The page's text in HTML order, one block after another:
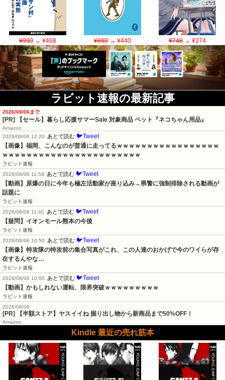
¥990→ ¥468 ¥880→ ¥440 ¥748→ ¥374
ラビット速報の最新記事
2026/08/06まで
[PR] 【セール】暮らし応援サマーSale 対象商品 ペット『ネコちゃん用品』
Amazon
2026/08/06 12:20
あとで読む 🐦Tweet
【画像】福岡、こんなのが普通に走ってるｗｗｗｗｗｗｗｗｗｗｗｗｗｗｗｗｗ
ｗｗｗｗｗｗｗｗｗｗｗｗｗｗｗｗｗｗｗｗｗｗｗ
ラビット速報
2026/08/06 11:59
あとで読む 🐦Tweet
【動画】原爆の日に今年も極左活動家が座り込み→県警に強制排除される動画が
話題に
ラビット速報
2026/08/06 11:40
あとで読む 🐦Tweet
【疑問】イオンモール熊本の今後
ラビット速報
2026/08/06 10:50
あとで読む 🐦Tweet
【画像】特攻隊の特攻前の集合写真がこれ、この人達のおかげで今のワイらが存
在するんやな…
ラビット速報
2026/08/06 10:00
あとで読む 🐦Tweet
【動画】かもしれない運転、限界突破ｗｗｗｗｗｗｗｗｗ
ラビット速報
2026/08/06
[PR] 【半額ストア】ヤスイイね 掘り出し物から新商品まで50%OFF！
Amazon
Kindle 最近の売れ筋本